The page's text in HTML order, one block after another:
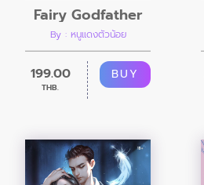
Fairy Godfather
By : หนูแดงตัวน้อย
199.00
THB.
BUY